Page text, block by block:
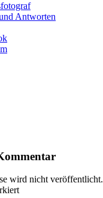
Antworten
wird nicht veröffentlicht.